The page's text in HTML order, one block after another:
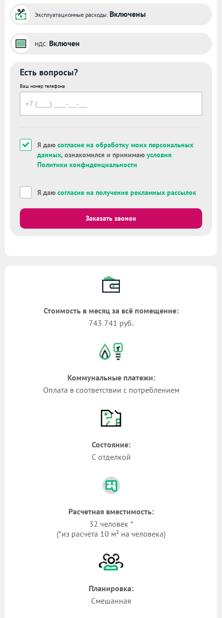
Эксплуатационные расходы: Включены
НДС: Включен
Есть вопросы?
Ваш номер телефона
Я даю согласие на обработку моих персональных
данных, ознакомился и принимаю условия
Политики конфиденциальности
Я даю согласие на получение рекламных рассылок
Заказать звонок
Стоимость в месяц за всё помещение:
743 741 руб.
Коммунальные платежи:
Оплата в соответствии с потреблением
Состояние:
С отделкой
Расчетная вместимость:
32 человек *
(*из расчета 10 м² на человека)
Планировка:
Смешанная